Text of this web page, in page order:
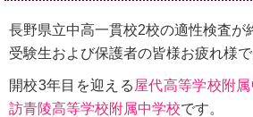
長野県立中高一貫校2校の適性検査が
受験生および保護者の皆様お疲れ様で
開校3年目を迎える 屋代高等学校附
訪青陵高等学校附属中学校です。